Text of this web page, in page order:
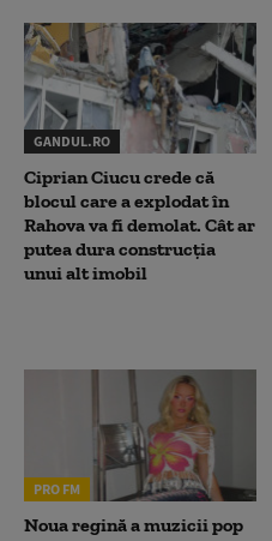
GANDUL.RO
Ciprian Ciucu crede că
blocul care a explodat în
Rahova va fi demolat. Cât ar
putea dura construcția
unui alt imobil
PRO FM
Noua regină a muzicii pop